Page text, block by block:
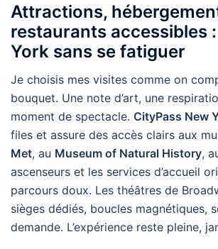
Attractions,
restaurants accessibles
York sans se fatiguer
Je choisis mes visites comme on
bouquet. Une note d’art, une
moment de spectacle. CityPass New
files et assure des accès clairs aux
Met, au Museum of Natural History,
ascenseurs et les services d’accueil
parcours doux. Les théâtres de
sièges dédiés, boucles magnétiques,
demande. L’expérience reste pleine,